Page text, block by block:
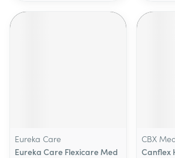
Eureka Care
Eureka Care Flexicare Med
CBX
Canflex